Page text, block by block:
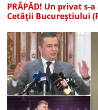
PRĂPĂD! Un privat s-
Cetății Bucureștiului